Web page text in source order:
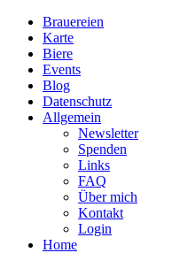
Brauereien
Karte
Biere
Events
Blog
Datenschutz
Allgemein
Newsletter
Spenden
Links
FAQ
Über mich
Kontakt
Login
Home